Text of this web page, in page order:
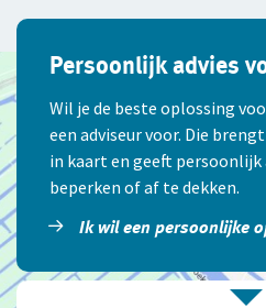
Persoonlijk advies
Wil je de beste oplossing
een adviseur voor. Die
in kaart en geeft persoonlijk
beperken of af te dekken.
Ik wil een persoonlijke